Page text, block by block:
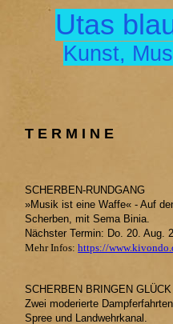
Utas
Kunst,
T E R M I N E
SCHERBEN-RUNDGANG
»Musik ist eine Waffe« - Auf
Scherben, mit Sema Binia.
Nächster Termin: Do. 20. Aug.
Mehr Infos:https://
SCHERBEN BRINGEN
Zwei moderierte
Spree und Landwehrkanal.